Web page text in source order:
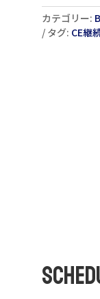
ヨ
ガ
セ
カテゴリー:
タグ: CE継